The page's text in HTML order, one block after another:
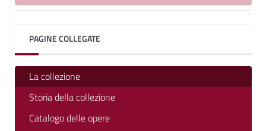
PAGINE COLLEGATE
La collezione
Storia della collezione
Catalogo delle opere